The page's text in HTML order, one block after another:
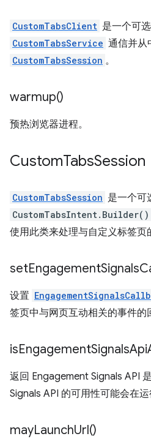
CustomTabsClient 是一个可
CustomTabsService 通信并从
CustomTabsSession 。
warmup()
预热浏览器进程。
CustomTabsSession
CustomTabsSession 是一个可
CustomTabsIntent.Builder()
使用此类来处理与自定义标签页
setEngagementSignals
设置
签页中与网页互动相关的事件的
isEngagementSignalsApi
返回 Engagement Signals API
Signals API 的可用性可能会在运
mayLaunchUrl()